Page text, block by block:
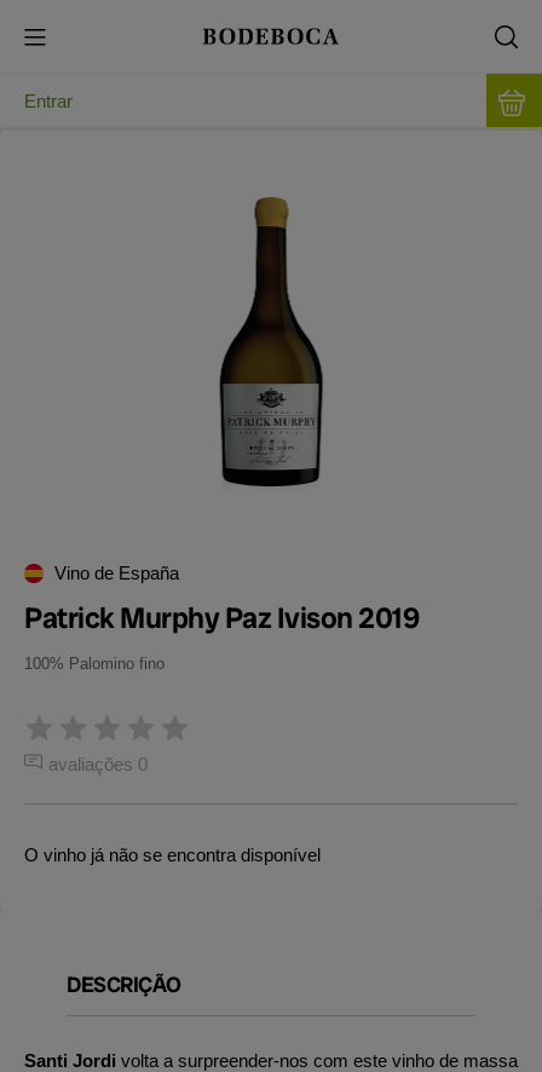
Entrar
Vino de España
Patrick Murphy Paz Ivison 2019
100% Palomino fino
avaliações 0
O vinho já não se encontra disponível
DESCRIÇÃO
Santi Jordi volta a surpreender-nos com este vinho de massa